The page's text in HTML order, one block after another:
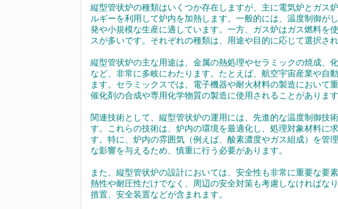
縦型管状炉の種類はいくつか存在しますが、主に電気炉とガス
ルギーを利用して炉内を加熱します。一般的には、温度制御が
発や小規模な生産に適しています。一方、ガス炉はガス燃料を
スが多いです。それぞれの種類は、用途や目的に応じて選択され
縦型管状炉の主な用途は、金属の熱処理やセラミックの焼成、
など、非常に多岐にわたります。たとえば、航空宇宙産業や自
ます。セラミックスでは、電子機器や耐火材料の製造において
催化剤の合成や専用化学物質の製造に使用されることがあります
関連技術として、縦型管状炉の運用には、先進的な温度制御技
す。これらの技術は、炉内の環境を最適化し、処理対象材料に
す。特に、炉内の雰囲気（例えば、酸素濃度やガス組成）を管
な影響を与えるため、慎重に行う必要があります。
また、縦型管状炉の設計においては、安全性も非常に重要な要
熱性や耐圧性だけでなく、周辺の安全対策も考慮しなければな
措置、安全装置などが含まれます。